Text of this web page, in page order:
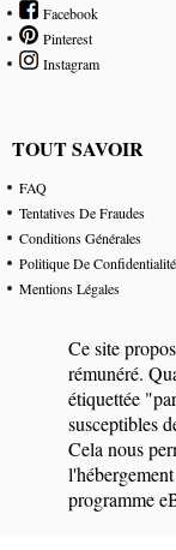
Facebook
Pinterest
Instagram
TOUT SAVOIR
FAQ
Tentatives De Fraudes
Conditions Générales
Politique De Confidentialité
Mentions Légales
Ce site
rémunéré.
étiquettée
susceptibles
Cela nous
programme